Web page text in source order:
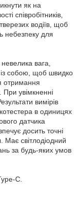
як на
співробітників,
водіїв, щоб
небезпеку для
вага,
із собою, щоб швидко
отримання
При увімкненні
вимірів
в одиницях
датчика
досить точні
Має світлодіодний
за будь-яких умов
C.